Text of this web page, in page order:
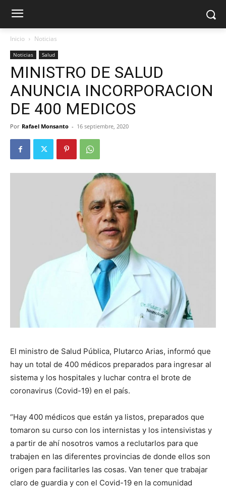
Inicio Noticias
Noticias Salud
MINISTRO DE SALUD
ANUNCIA INCORPORACION
DE 400 MEDICOS
Por Rafael Monsanto - 16 septiembre, 2020
El ministro de Salud Pública, Plutarco Arias, informó que
hay un total de 400 médicos preparados para ingresar al
sistema y los hospitales y luchar contra el brote de
coronavirus (Covid-19) en el país.
“Hay 400 médicos que están ya listos, preparados que
tomaron su curso con los internistas y los intensivistas y
a partir de ahí nosotros vamos a reclutarlos para que
trabajen en las diferentes provincias de donde ellos son
origen para facilitarles las cosas. Van tener que trabajar
claro de guardia y con el Covid-19 en la comunidad